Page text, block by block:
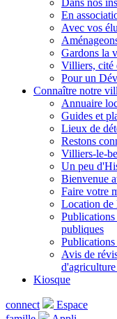
Dans nos
En
Avec vos
Gardons la
Villiers, cité
Pour un
Connaître notre
Annuaire
Guides et
Lieux de
Restons
Villiers-le-
Un peu
Bienvenue
Faire votre
Location de
Publications
publiques
Avis de
Kiosque
connect
Espace